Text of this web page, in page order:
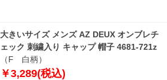
大きいサイズ メンズ AZ DEUX オンブレチ
ェック 刺繍入り キャップ 帽子 4681-721z
（F 白柄）
￥3,289(税込)